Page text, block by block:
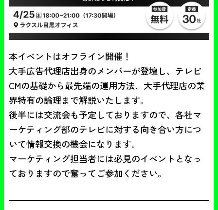
本イベントはオフライン開催！
大手広告代理店出身のメンバーが登壇し、テレビ
CMの基礎から最先端の運用方法、大手代理店の業
界特有の論理まで解説いたします。
後半には交流会も予定しておりますので、各社マ
ーケティング部のテレビに対する向き合い方につ
いて情報交換の機会になります。
マーケティング担当者には必見のイベントとなっ
ておりますので奮ってご参加ください。